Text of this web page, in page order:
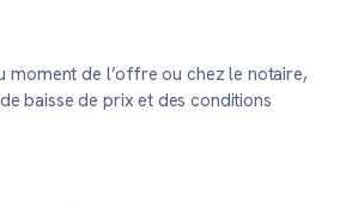
moment de l’offre ou chez le notaire,
baisse de prix et des conditions